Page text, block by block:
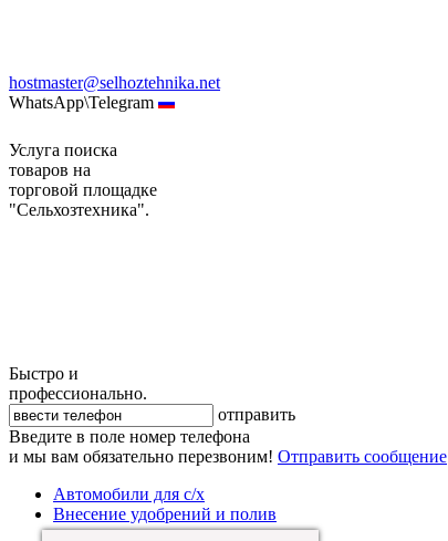
hostmaster@selhoztehnika.net
WhatsApp\Telegram
Услуга поиска
товаров на
торговой площадке
"Сельхозтехника".
Быстро и
профессионально.
отправить
Введите в поле номер телефона
и мы вам обязательно перезвоним! Отправить сообщение
Автомобили для с/х
Внесение удобрений и полив